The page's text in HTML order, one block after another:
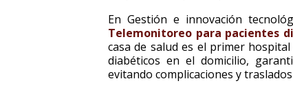
En Gestión e innovación
Telemonitoreo para pacientes
casa de salud es el primer
diabéticos en el domicilio,
evitando complicaciones y